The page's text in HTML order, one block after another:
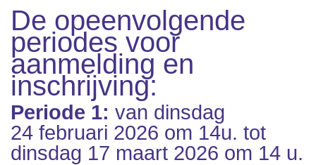
De opeenvolgende
periodes voor
aanmelding en
inschrijving:
Periode 1: van dinsdag
24 februari 2026 om 14u. tot
dinsdag 17 maart 2026 om 14 u.